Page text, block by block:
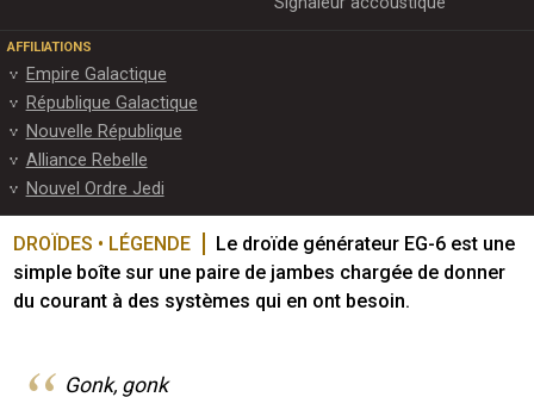
AFFILIATIONS
Empire Galactique
République Galactique
Nouvelle République
Alliance Rebelle
Nouvel Ordre Jedi
DROÏDES • LÉGENDE
Le droïde générateur EG-6 est une
simple boîte sur une paire de jambes chargée de donner
du courant à des systèmes qui en ont besoin.
Gonk, gonk